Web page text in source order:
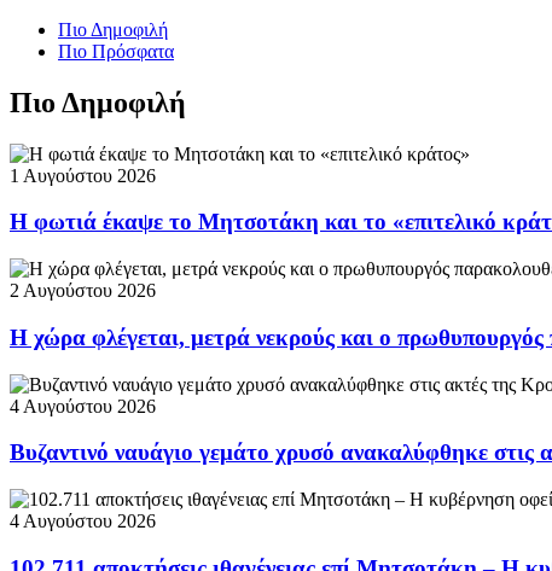
Πιο Δημοφιλή
Πιο Πρόσφατα
Πιο Δημοφιλή
1 Αυγούστου 2026
Η φωτιά έκαψε το Μητσοτάκη και το «επιτελικό
2 Αυγούστου 2026
Η χώρα φλέγεται, μετρά νεκρούς και ο
4 Αυγούστου 2026
Βυζαντινό ναυάγιο γεμάτο χρυσό ανακαλύφθηκε στις
4 Αυγούστου 2026